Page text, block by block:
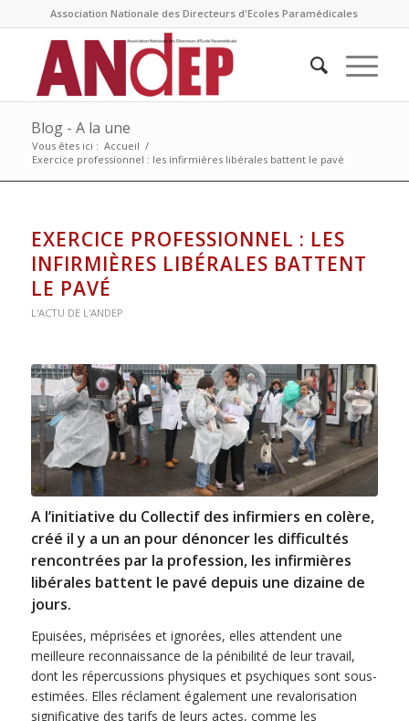
Association Nationale des Directeurs d'Ecoles Paramédicales
Blog - A la une
Vous êtes ici : Accueil /
Exercice professionnel : les infirmières libérales battent le pavé
EXERCICE PROFESSIONNEL : LES
INFIRMIÈRES LIBÉRALES BATTENT
LE PAVÉ
L'ACTU DE L'ANDEP
A l’initiative du Collectif des infirmiers en colère,
créé il y a un an pour dénoncer les difficultés
rencontrées par la profession, les infirmières
libérales battent le pavé depuis une dizaine de
jours.
Epuisées, méprisées et ignorées, elles attendent une
meilleure reconnaissance de la pénibilité de leur travail,
dont les répercussions physiques et psychiques sont sous-
estimées. Elles réclament également une revalorisation
significative des tarifs de leurs actes, comme les